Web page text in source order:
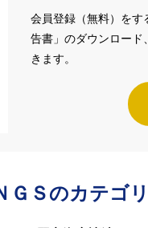
会員登録（無料）をす
告書」のダウンロード
きます。
ＧＳのカテゴ